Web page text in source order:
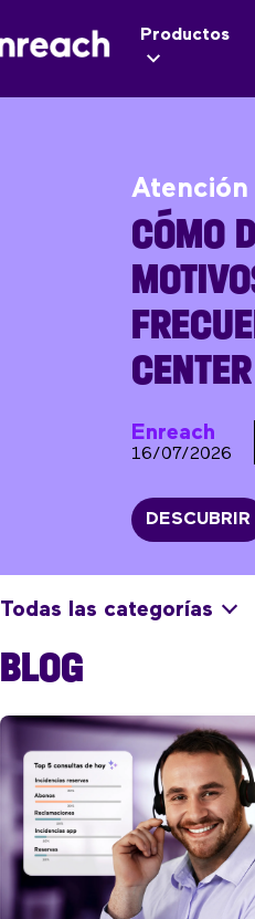
Productos
Atención
CÓMO
CENTER
Enreach
16/07/2026
DESCUBRIR
Todas las categorías
BLOG